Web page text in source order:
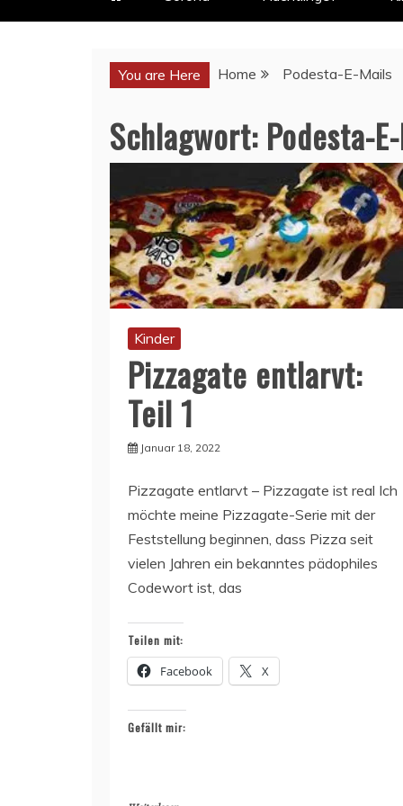
You are Here Home Podesta-E-Mails
Schlagwort: Podesta-
Kinder
Pizzagate entlarvt:
Teil 1
Januar 18, 2022
Pizzagate entlarvt – Pizzagate ist real Ich
möchte meine Pizzagate-Serie mit der
Feststellung beginnen, dass Pizza seit
vielen Jahren ein bekanntes pädophiles
Codewort ist, das
Teilen mit:
Facebook X
Gefällt mir: